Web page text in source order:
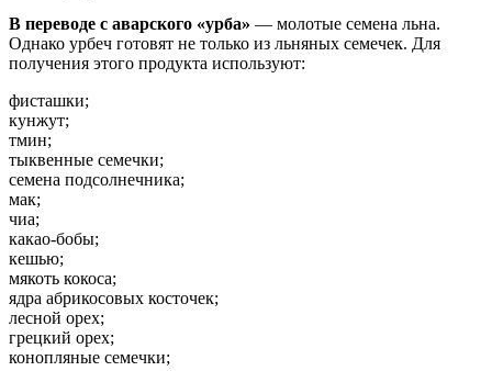
В переводе с аварского «урба» — молотые семена льна.
Однако урбеч готовят не только из льняных семечек. Для
получения этого продукта используют:
фисташки;
кунжут;
тмин;
тыквенные семечки;
семена подсолнечника;
мак;
чиа;
какао-бобы;
кешью;
мякоть кокоса;
ядра абрикосовых косточек;
лесной орех;
грецкий орех;
конопляные семечки;